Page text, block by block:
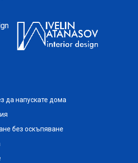
да напускате дома
без оскъпяване